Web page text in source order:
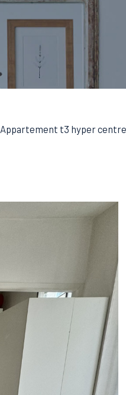
Appartement t3 hyper centre